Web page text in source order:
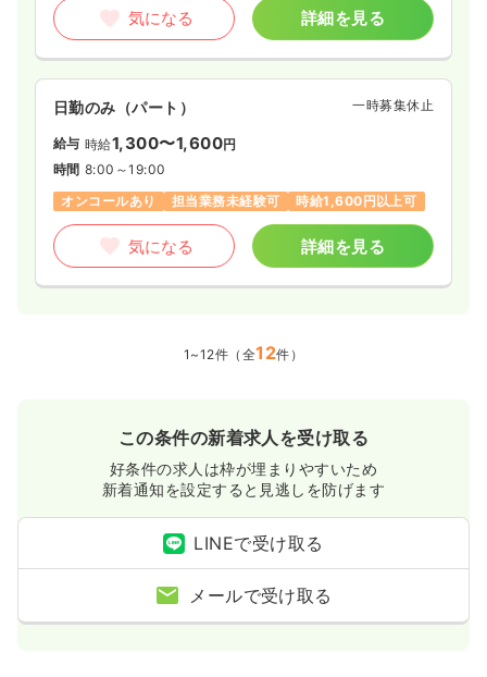
気になる 詳細を見る
日勤のみ（パート） 一時募集休止
給与 時給1,300〜1,600円
時間 8:00～19:00
オンコールあり
担当業務未経験可 時給1,600円以上可
気になる 詳細を見る
1~12件（全12件）
この条件の新着求人を受け取る
好条件の求人は枠が埋まりやすいため
新着通知を設定すると見逃しを防げます
LINEで受け取る
メールで受け取る